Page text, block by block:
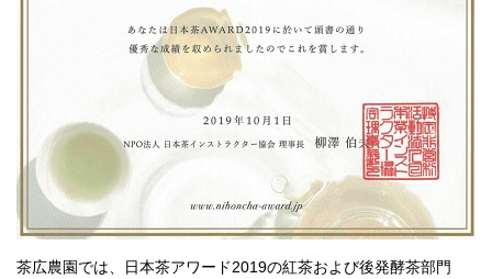
茶広農園では、日本茶アワード2019の紅茶および後発酵茶部門